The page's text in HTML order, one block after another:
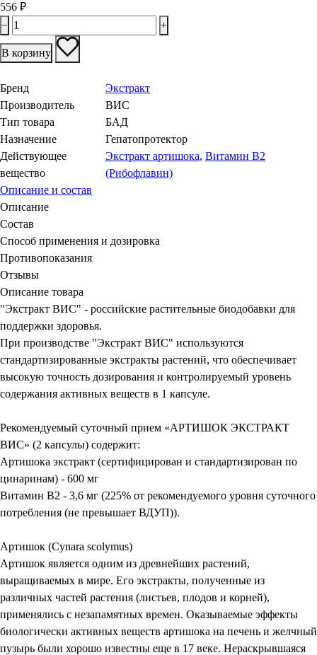
556 ₽
−
+
В корзину
Бренд
Экстракт
Производитель
ВИС
Тип товара
БАД
Назначение
Гепатопротектор
Действующее
вещество
Экстракт артишока, Витамин В2
(Рибофлавин)
Описание и состав
Описание
Состав
Способ применения и дозировка
Противопоказания
Отзывы
Описание товара
"Экстракт ВИC" - российские растительные биодобавки для
поддержки здоровья.
При производстве "Экстракт ВИС" используются
стандартизированные экстракты растений, что обеспечивает
высокую точность дозирования и контролируемый уровень
содержания активных веществ в 1 капсуле.
Рекомендуемый суточный прием «АРТИШОК ЭКСТРАКТ
ВИС» (2 капсулы) содержит:
Артишока экстракт (сертифицирован и стандартизирован по
цинаринам) - 600 мг
Витамин В2 - 3,6 мг (225% от рекомендуемого уровня суточного
потребления (не превышает ВДУП)).
Артишок (Cynara scolymus)
Артишок является одним из древнейших растений,
выращиваемых в мире. Его экстракты, полученные из
различных частей растения (листьев, плодов и корней),
применялись с незапамятных времен. Оказываемые эффекты
биологически активных веществ артишока на печень и желчный
пузырь были хорошо известны еще в 17 веке. Нераскрывшаяся